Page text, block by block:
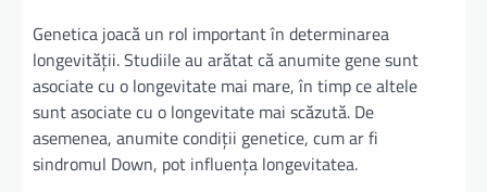
Genetica joacă un rol important în determinarea
longevității. Studiile au arătat că anumite gene sunt
asociate cu o longevitate mai mare, în timp ce altele
sunt asociate cu o longevitate mai scăzută. De
asemenea, anumite condiții genetice, cum ar fi
sindromul Down, pot influența longevitatea.